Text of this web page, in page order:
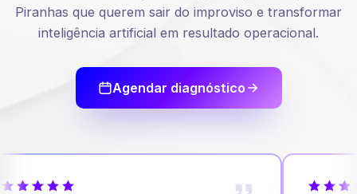
Piranhas que querem sair do improviso e transformar
inteligência artificial em resultado operacional.
Agendar diagnóstico